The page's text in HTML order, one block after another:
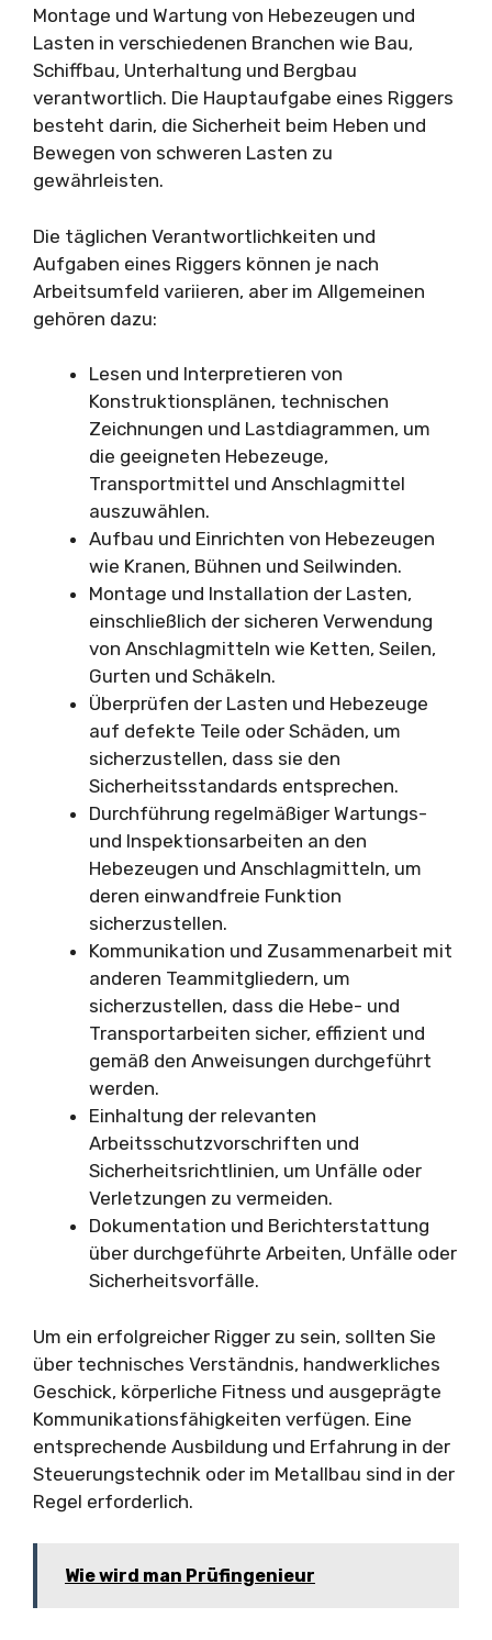
Montage und Wartung von Hebezeugen und
Lasten in verschiedenen Branchen wie Bau,
Schiffbau, Unterhaltung und Bergbau
verantwortlich. Die Hauptaufgabe eines Riggers
besteht darin, die Sicherheit beim Heben und
Bewegen von schweren Lasten zu
gewährleisten.
Die täglichen Verantwortlichkeiten und
Aufgaben eines Riggers können je nach
Arbeitsumfeld variieren, aber im Allgemeinen
gehören dazu:
Lesen und Interpretieren von
Konstruktionsplänen, technischen
Zeichnungen und Lastdiagrammen, um
die geeigneten Hebezeuge,
Transportmittel und Anschlagmittel
auszuwählen.
Aufbau und Einrichten von Hebezeugen
wie Kranen, Bühnen und Seilwinden.
Montage und Installation der Lasten,
einschließlich der sicheren Verwendung
von Anschlagmitteln wie Ketten, Seilen,
Gurten und Schäkeln.
Überprüfen der Lasten und Hebezeuge
auf defekte Teile oder Schäden, um
sicherzustellen, dass sie den
Sicherheitsstandards entsprechen.
Durchführung regelmäßiger Wartungs-
und Inspektionsarbeiten an den
Hebezeugen und Anschlagmitteln, um
deren einwandfreie Funktion
sicherzustellen.
Kommunikation und Zusammenarbeit mit
anderen Teammitgliedern, um
sicherzustellen, dass die Hebe- und
Transportarbeiten sicher, effizient und
gemäß den Anweisungen durchgeführt
werden.
Einhaltung der relevanten
Arbeitsschutzvorschriften und
Sicherheitsrichtlinien, um Unfälle oder
Verletzungen zu vermeiden.
Dokumentation und Berichterstattung
über durchgeführte Arbeiten, Unfälle oder
Sicherheitsvorfälle.
Um ein erfolgreicher Rigger zu sein, sollten Sie
über technisches Verständnis, handwerkliches
Geschick, körperliche Fitness und ausgeprägte
Kommunikationsfähigkeiten verfügen. Eine
entsprechende Ausbildung und Erfahrung in der
Steuerungstechnik oder im Metallbau sind in der
Regel erforderlich.
Wie wird man Prüfingenieur